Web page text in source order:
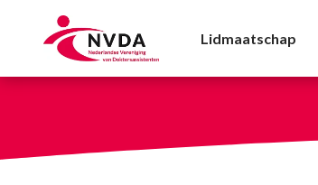
Lidmaatschap